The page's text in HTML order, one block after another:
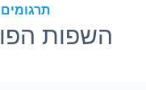
תרגומים
השפות